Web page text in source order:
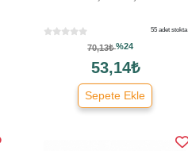
55 adet stokta
70,13₺%24
53,14₺
Sepete Ekle